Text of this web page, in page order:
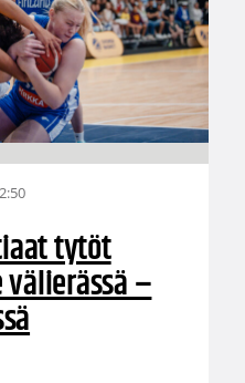
tytöt
–